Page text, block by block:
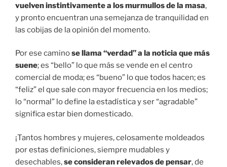
vuelven instintivamente a los murmullos de la masa,
y pronto encuentran una semejanza de tranquilidad en
las cobijas de la opinión del momento.
Por ese caminose llama “verdad” a la noticia que más
suene; es “bello” lo que más se vende en el centro
comercial de moda; es “bueno” lo que todos hacen; es
“feliz” el que sale con mayor frecuencia en los medios;
lo “normal” lo define la estadística y ser “agradable”
significa estar bien domesticado.
¡Tantos hombres y mujeres, celosamente moldeados
por estas definiciones, siempre mudables y
desechables,se consideran relevados de pensar, de